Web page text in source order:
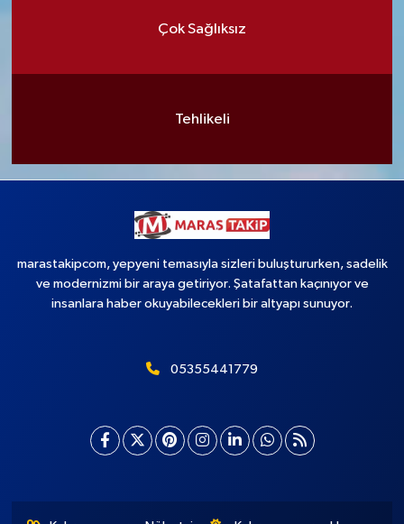
Çok Sağlıksız
Tehlikeli
marastakipcom, yepyeni temasıyla sizleri buluştururken, sadelik
ve modernizmi bir araya getiriyor. Şatafattan kaçınıyor ve
insanlara haber okuyabilecekleri bir altyapı sunuyor.
05355441779